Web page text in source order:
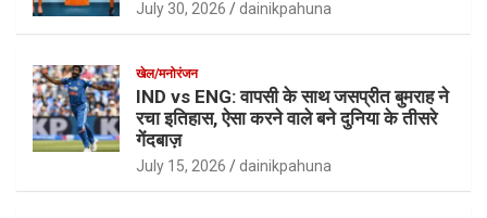
July 30, 2026 dainikpahuna
खेल/मनोरंजन
IND vs ENG: वापसी के साथ जसप्रीत बुमराह ने
रचा इतिहास, ऐसा करने वाले बने दुनिया के तीसरे
गेंदबाज़
July 15, 2026 dainikpahuna